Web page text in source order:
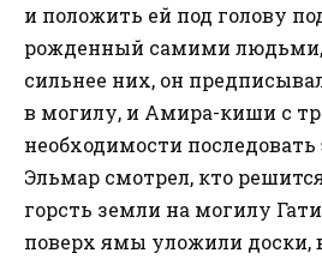
и положить ей под голову
рожденный самими людьми,
сильнее них, он
в могилу, и Амира-киши с
необходимости
Эльмар смотрел, кто
горсть земли на могилу
поверх ямы уложили доски,